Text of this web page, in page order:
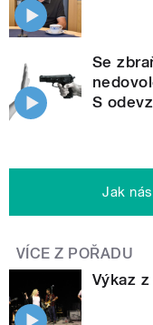
Se
S
Jak
VÍCE Z POŘADU
Výkaz